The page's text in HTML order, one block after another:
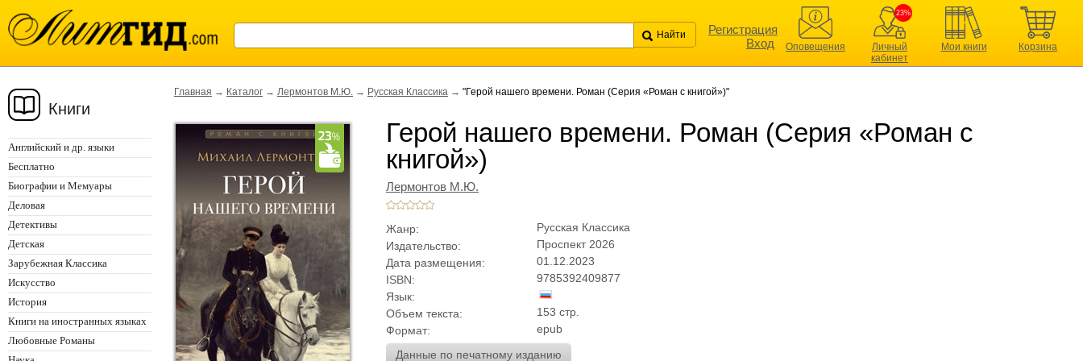
Регистрация
Вход
Оповещения
23%
Личный
кабинет
Мои книги Корзина
Книги
Английский и др. языки
Бесплатно
Биографии и Мемуары
Деловая
Детективы
Детская
Зарубежная Классика
Искусство
История
Книги на иностранных языках
Любовные Романы
Главная → Каталог → Лермонтов М.Ю. → Русская Классика → "Герой нашего времени. Роман (Серия «Роман с книгой»)"
Герой нашего времени. Роман (Серия «Роман с
книгой»)
Лермонтов М.Ю.
Жанр:
Русская Классика
Издательство:
Проспект 2026
Дата размещения:
01.12.2023
ISBN:
9785392409877
Язык:
Объем текста:
153 стр.
Формат:
epub
Данные по печатному изданию